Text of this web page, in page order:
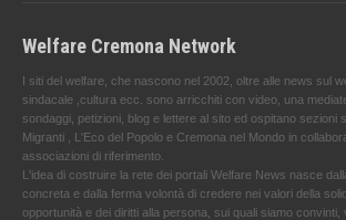
Welfare Cremona Network
I siti del welfare, che nascono nel 2002, oltre alle news sul
sindacale ,cultura ecc. sono arricchiti con video, una
sondaggi, petizioni, blog e lettere al sito ed ospitano sezioni
Migranti , L'Eco del Popolo e Cremona nel Mondo in
associazioni di riferimento.
L'idea di costruire la rete dei portali Welfare News nasce
concreta e dalla ferma volontà di credere nei valori della
opportunità e dei diritti alla persona, sui quali siamo convinti,